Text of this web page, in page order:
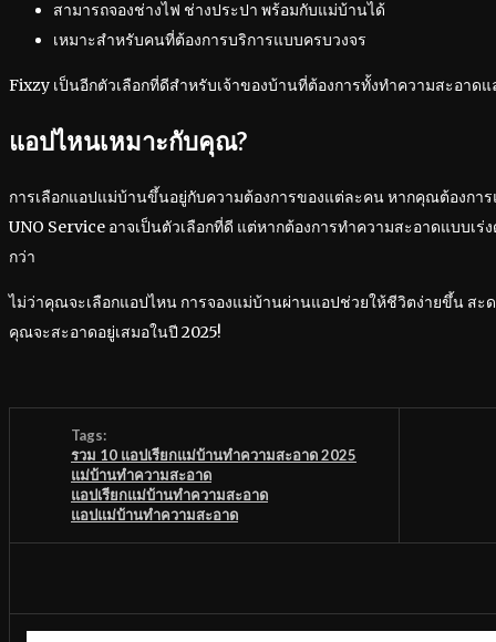
สามารถจองช่างไฟ ช่างประปา พร้อมกับแม่บ้านได้
เหมาะสำหรับคนที่ต้องการบริการแบบครบวงจร
Fixzy เป็นอีกตัวเลือกที่ดีสำหรับเจ้าของบ้านที่ต้องการทั้งทำความสะอาด
แอปไหนเหมาะกับคุณ?
การเลือกแอปแม่บ้านขึ้นอยู่กับความต้องการของแต่ละคน หากคุณต้องกา
UNO Service อาจเป็นตัวเลือกที่ดี แต่หากต้องการทำความสะอาดแบบเร่
กว่า
ไม่ว่าคุณจะเลือกแอปไหน การจองแม่บ้านผ่านแอปช่วยให้ชีวิตง่ายขึ้น สะ
คุณจะสะอาดอยู่เสมอในปี 2025!
Tags:
รวม 10 แอปเรียกแม่บ้านทำความสะอาด 2025
แม่บ้านทำความสะอาด
แอปเรียกแม่บ้านทำความสะอาด
แอปแม่บ้านทำความสะอาด